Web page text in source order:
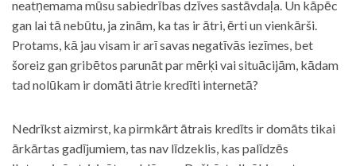
neatņemama mūsu sabiedrības dzīves sastāvdaļa. Un kāpēc
gan lai tā nebūtu, ja zinām, ka tas ir ātri, ērti un vienkārši.
Protams, kā jau visam ir arī savas negatīvās iezīmes, bet
šoreiz gan gribētos parunāt par mērķi vai situācijām, kādam
tad nolūkam ir domāti ātrie kredīti internetā?
Nedrīkst aizmirst, ka pirmkārt ātrais kredīts ir domāts tikai
ārkārtas gadījumiem, tas nav līdzeklis, kas palīdzēs